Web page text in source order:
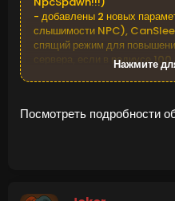
- добавлены 2 новых
слышимости NPC),
спящий режим для
сервера, если в радиусе
- добавлена
дней)\...
Нажмите
Посмотреть подробности